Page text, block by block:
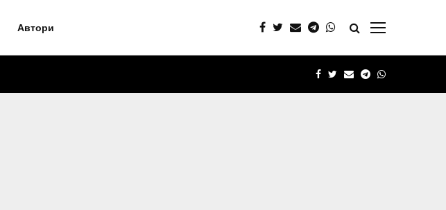
Автори
FACEBOOK
TWITTER
EMAILTELEGRAM
WHATSAPP